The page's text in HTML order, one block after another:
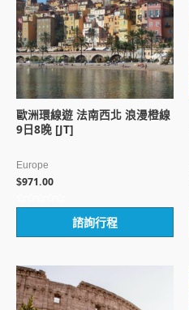
歐洲環線遊 法南西北 浪漫橙線
9日8晚 [JT]
Europe
$971.00
滿
諮詢行程